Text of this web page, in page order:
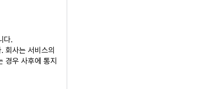
다.
회사는 서비스의
경우 사후에 통지